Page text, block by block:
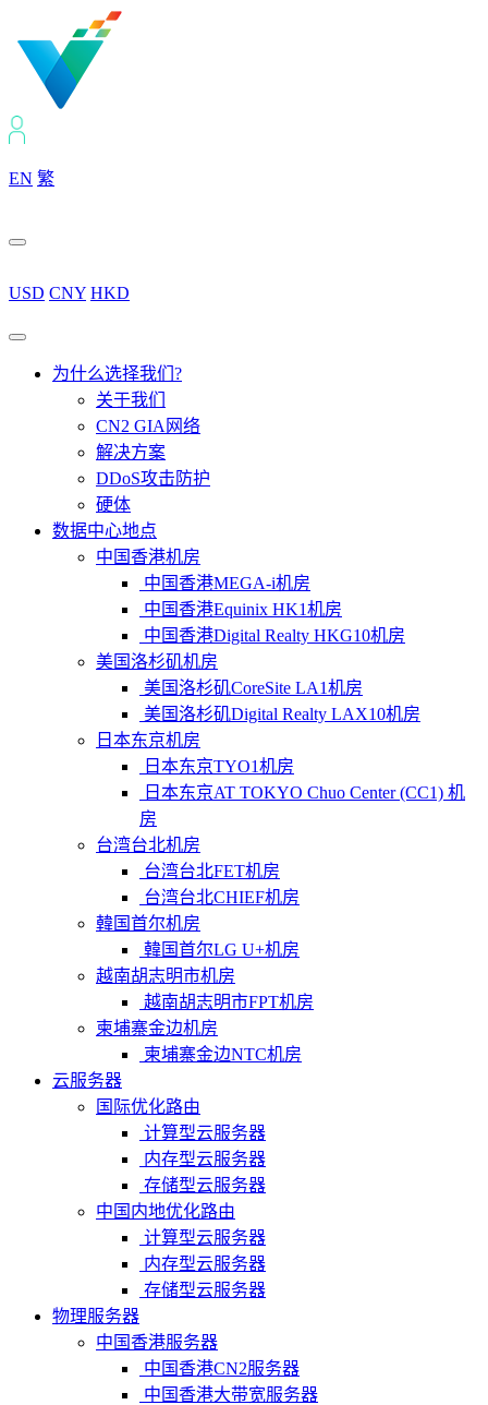
EN 繁
USD CNY HKD
为什么选择我们?
关于我们
CN2 GIA网络
解决方案
DDoS攻击防护
硬体
数据中心地点
中国香港机房
中国香港MEGA-i机房
中国香港Equinix HK1机房
中国香港Digital Realty HKG10机房
美国洛杉矶机房
美国洛杉矶CoreSite LA1机房
美国洛杉矶Digital Realty LAX10机房
日本东京机房
日本东京TYO1机房
日本东京AT TOKYO Chuo Center (CC1) 机
房
台湾台北机房
台湾台北FET机房
台湾台北CHIEF机房
韓国首尔机房
韓国首尔LG U+机房
越南胡志明市机房
越南胡志明市FPT机房
柬埔寨金边机房
柬埔寨金边NTC机房
云服务器
国际优化路由
计算型云服务器
内存型云服务器
存储型云服务器
中国内地优化路由
计算型云服务器
内存型云服务器
存储型云服务器
物理服务器
中国香港服务器
中国香港CN2服务器
中国香港大带宽服务器